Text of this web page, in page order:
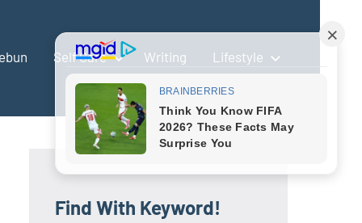
Self Care Writing Lifestyle
Find With Keyword!